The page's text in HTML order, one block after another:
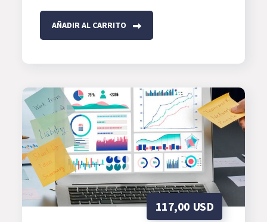
AÑADIR AL CARRITO
117,00 USD